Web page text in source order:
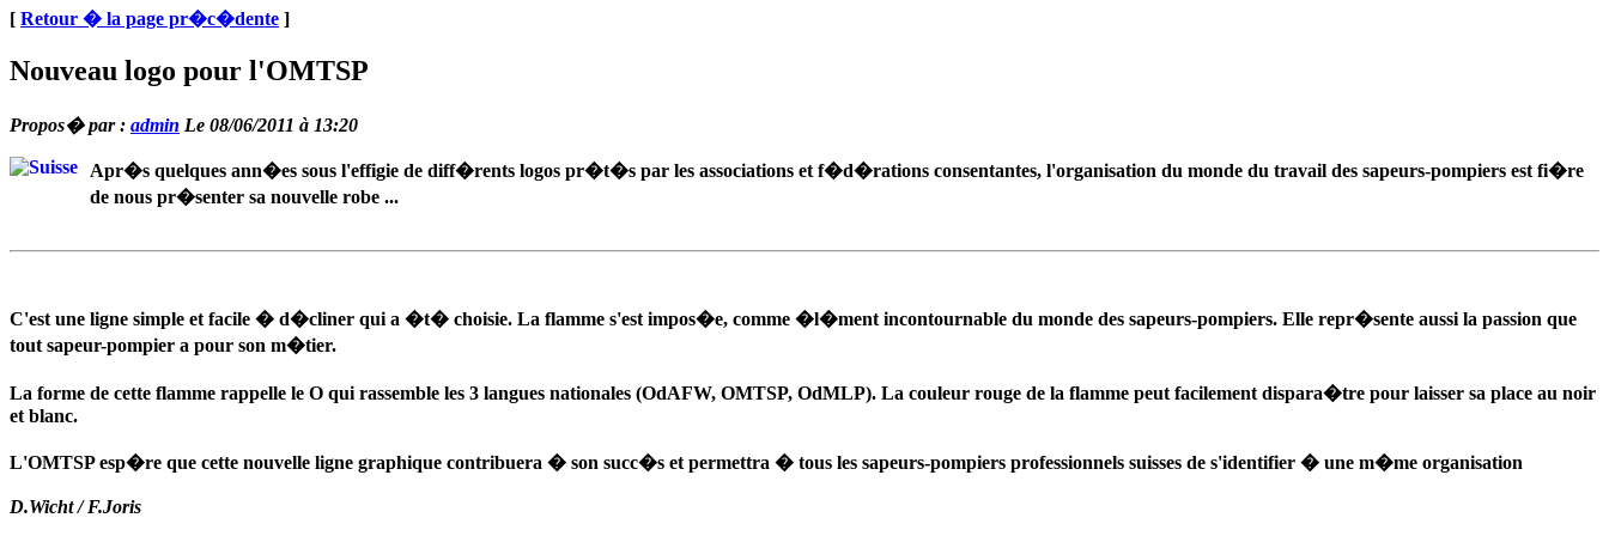
[ Retour � la page pr�c�dente ]
Nouveau logo pour l'OMTSP
Propos� par : admin Le 08/06/2011 à 13:20
Apr�s quelques ann�es sous l'effigie de diff�rents logos pr�t�s par les associations et f�d�rations consentantes, l'organisation du monde du travail des sapeurs-pompiers est fi�re
de nous pr�senter sa nouvelle robe ...
C'est une ligne simple et facile � d�cliner qui a �t� choisie. La flamme s'est impos�e, comme �l�ment incontournable du monde des sapeurs-pompiers. Elle repr�sente aussi la passion que
tout sapeur-pompier a pour son m�tier.
La forme de cette flamme rappelle le O qui rassemble les 3 langues nationales (OdAFW, OMTSP, OdMLP). La couleur rouge de la flamme peut facilement dispara�tre pour laisser sa place au noir
et blanc.
L'OMTSP esp�re que cette nouvelle ligne graphique contribuera � son succ�s et permettra � tous les sapeurs-pompiers professionnels suisses de s'identifier � une m�me organisation
D.Wicht / F.Joris